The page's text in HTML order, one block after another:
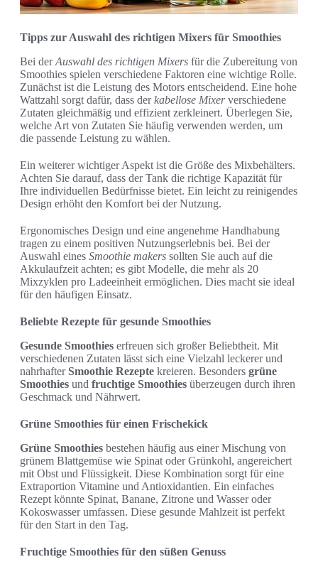
Tipps zur Auswahl des richtigen Mixers für Smoothies
Bei derAuswahl des richtigen Mixers für die Zubereitung von
Smoothies spielen verschiedene Faktoren eine wichtige Rolle.
Zunächst ist die Leistung des Motors entscheidend. Eine hohe
Wattzahl sorgt dafür, dass derkabellose Mixerverschiedene
Zutaten gleichmäßig und effizient zerkleinert. Überlegen Sie,
welche Art von Zutaten Sie häufig verwenden werden, um
die passende Leistung zu wählen.
Ein weiterer wichtiger Aspekt ist die Größe des Mixbehälters.
Achten Sie darauf, dass der Tank die richtige Kapazität für
Ihre individuellen Bedürfnisse bietet. Ein leicht zu reinigendes
Design erhöht den Komfort bei der Nutzung.
Ergonomisches Design und eine angenehme Handhabung
tragen zu einem positiven Nutzungserlebnis bei. Bei der
Auswahl eines Smoothie makers sollten Sie auch auf die
Akkulaufzeit achten; es gibt Modelle, die mehr als 20
Mixzyklen pro Ladeeinheit ermöglichen. Dies macht sie ideal
für den häufigen Einsatz.
Beliebte Rezepte für gesunde Smoothies
Gesunde Smoothies erfreuen sich großer Beliebtheit. Mit
verschiedenen Zutaten lässt sich eine Vielzahl leckerer und
nahrhafterSmoothie Rezepte kreieren. Besonders grüne
Smoothies und fruchtige Smoothies überzeugen durch ihren
Geschmack und Nährwert.
Grüne Smoothies für einen Frischekick
Grüne Smoothies bestehen häufig aus einer Mischung von
grünem Blattgemüse wie Spinat oder Grünkohl, angereichert
mit Obst und Flüssigkeit. Diese Kombination sorgt für eine
Extraportion Vitamine und Antioxidantien. Ein einfaches
Rezept könnte Spinat, Banane, Zitrone und Wasser oder
Kokoswasser umfassen. Diese gesunde Mahlzeit ist perfekt
für den Start in den Tag.
Fruchtige Smoothies für den süßen Genuss